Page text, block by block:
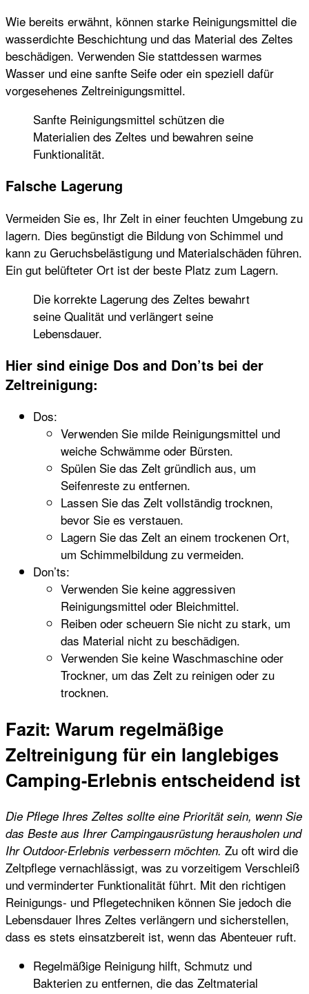
Wie bereits erwähnt, können starke Reinigungsmittel die
wasserdichte Beschichtung und das Material des Zeltes
beschädigen. Verwenden Sie stattdessen warmes
Wasser und eine sanfte Seife oder ein speziell dafür
vorgesehenes Zeltreinigungsmittel.
Sanfte Reinigungsmittel schützen die
Materialien des Zeltes und bewahren seine
Funktionalität.
Falsche Lagerung
Vermeiden Sie es, Ihr Zelt in einer feuchten Umgebung zu
lagern. Dies begünstigt die Bildung von Schimmel und
kann zu Geruchsbelästigung und Materialschäden führen.
Ein gut belüfteter Ort ist der beste Platz zum Lagern.
Die korrekte Lagerung des Zeltes bewahrt
seine Qualität und verlängert seine
Lebensdauer.
Hier sind einige Dos and Don’ts bei der
Zeltreinigung:
Dos:
Verwenden Sie milde Reinigungsmittel und
weiche Schwämme oder Bürsten.
Spülen Sie das Zelt gründlich aus, um
Seifenreste zu entfernen.
Lassen Sie das Zelt vollständig trocknen,
bevor Sie es verstauen.
Lagern Sie das Zelt an einem trockenen Ort,
um Schimmelbildung zu vermeiden.
Don’ts:
Verwenden Sie keine aggressiven
Reinigungsmittel oder Bleichmittel.
Reiben oder scheuern Sie nicht zu stark, um
das Material nicht zu beschädigen.
Verwenden Sie keine Waschmaschine oder
Trockner, um das Zelt zu reinigen oder zu
trocknen.
Fazit: Warum regelmäßige
Zeltreinigung für ein langlebiges
Camping-Erlebnis entscheidend ist
Die Pflege Ihres Zeltes sollte eine Priorität sein, wenn Sie
das Beste aus Ihrer Campingausrüstung herausholen und
Ihr Outdoor-Erlebnis verbessern möchten. Zu oft wird die
Zeltpflege vernachlässigt, was zu vorzeitigem Verschleiß
und verminderter Funktionalität führt. Mit den richtigen
Reinigungs- und Pflegetechniken können Sie jedoch die
Lebensdauer Ihres Zeltes verlängern und sicherstellen,
dass es stets einsatzbereit ist, wenn das Abenteuer ruft.
Regelmäßige Reinigung hilft, Schmutz und
Bakterien zu entfernen, die das Zeltmaterial